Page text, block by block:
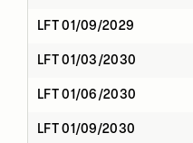
LFT 01/09/2029
LFT 01/03/2030
LFT 01/06/2030
LFT 01/09/2030